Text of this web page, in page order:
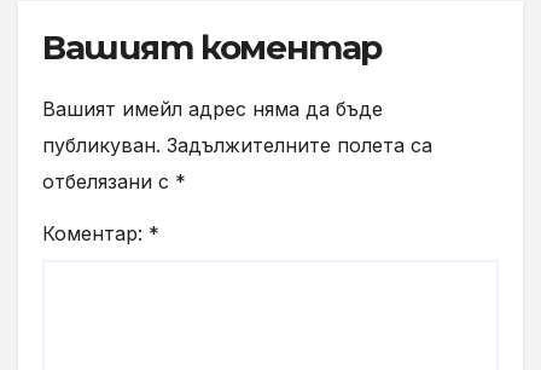
Вашият коментар
Вашият имейл адрес няма да бъде
публикуван. Задължителните полета са
отбелязани с *
Коментар: *